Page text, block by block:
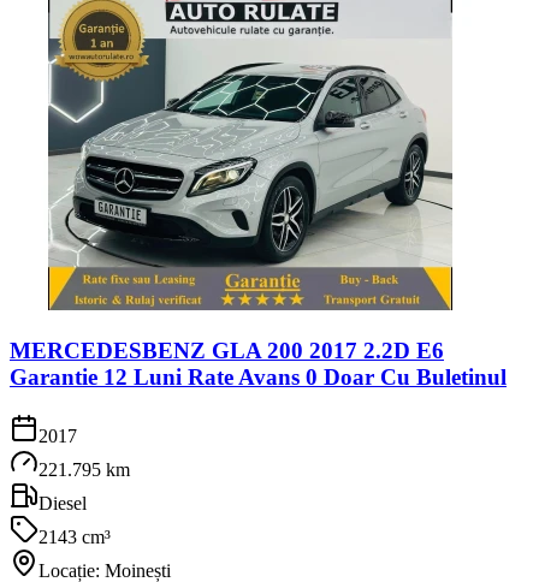
MERCEDESBENZ GLA 200 2017 2.2D E6
Garantie 12 Luni Rate Avans 0 Doar Cu Buletinul
2017
221.795 km
Diesel
2143 cm³
Locație: Moinești